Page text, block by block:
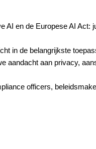
AI en de Europese AI
in de belangrijkste
aandacht aan privacy,
officers,